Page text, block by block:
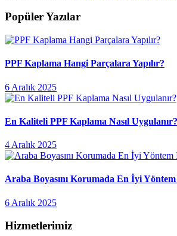
Popüler Yazılar
PPF Kaplama Hangi Parçalara Yapılır?
6 Aralık 2025
En Kaliteli PPF Kaplama Nasıl Uygulanır?
4 Aralık 2025
Araba Boyasını Korumada En İyi
6 Aralık 2025
Hizmetlerimiz